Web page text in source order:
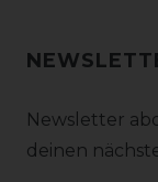
Newsletter
deinen